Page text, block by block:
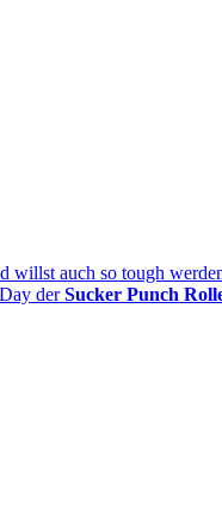
auch so tough
derSucker Punch